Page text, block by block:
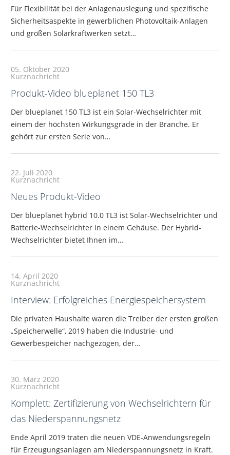
Für Flexibilität bei der Anlagenauslegung und spezifische
Sicherheitsaspekte in gewerblichen Photovoltaik-Anlagen
und großen Solarkraftwerken setzt…
05. Oktober 2020
Kurznachricht
Produkt-Video blueplanet 150 TL3
Der blueplanet 150 TL3 ist ein Solar-Wechselrichter mit
einem der höchsten Wirkungsgrade in der Branche. Er
gehört zur ersten Serie von…
22. Juli 2020
Kurznachricht
Neues Produkt-Video
Der blueplanet hybrid 10.0 TL3 ist Solar-Wechselrichter und
Batterie-Wechselrichter in einem Gehäuse. Der Hybrid-
Wechselrichter bietet Ihnen im…
14. April 2020
Kurznachricht
Interview: Erfolgreiches Energiespeichersystem
Die privaten Haushalte waren die Treiber der ersten großen
„Speicherwelle“, 2019 haben die Industrie- und
Gewerbespeicher nachgezogen, der…
30. März 2020
Kurznachricht
Komplett: Zertifizierung von Wechselrichtern für
das Niederspannungsnetz
Ende April 2019 traten die neuen VDE-Anwendungsregeln
für Erzeugungsanlagen am Niederspannungsnetz in Kraft.